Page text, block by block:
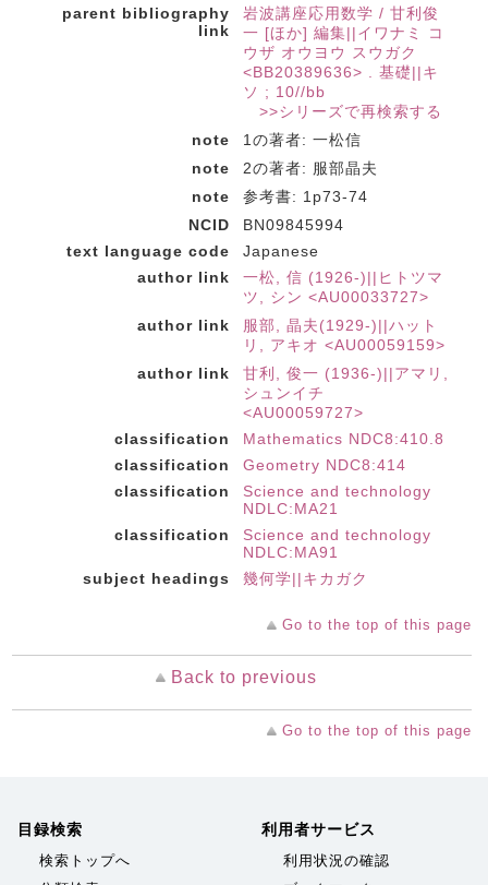
parent bibliography
link
岩波講座応用数学 / 甘利俊
一 [ほか] 編集||イワナミ コ
ウザ オウヨウ スウガク
<BB20389636> . 基礎||キ
ソ ; 10//bb
>>シリーズで再検索する
note
1の著者: 一松信
note
2の著者: 服部晶夫
note
参考書: 1p73-74
NCID
BN09845994
text language code
Japanese
author link
一松, 信 (1926-)||ヒトツマ
ツ, シン <AU00033727>
author link
服部, 晶夫(1929-)||ハット
リ, アキオ <AU00059159>
author link
甘利, 俊一 (1936-)||アマリ,
シュンイチ
<AU00059727>
classification
Mathematics NDC8:410.8
classification
Geometry NDC8:414
classification
Science and technology
NDLC:MA21
classification
Science and technology
NDLC:MA91
subject headings
幾何学||キカガク
Go to the top of this page
Back to previous
Go to the top of this page
目録検索
検索トップへ
利用者サービス
利用状況の確認